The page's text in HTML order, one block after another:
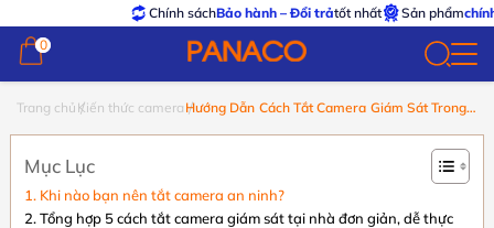
Chính sáchBảo hành – Đổi trả tốt nhất Sản phẩmchính hãng –
0
0
Trang chủ Kiến thức camera Hướng Dẫn Cách Tắt Camera Giám Sát Trong
Mục Lục
Khi nào bạn nên tắt camera an ninh?
Tổng hợp 5 cách tắt camera​ giám sát tại nhà đơn giản, dễ thực